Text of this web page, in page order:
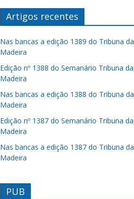
Artigos recentes
Nas bancas a edição 1389 do Tribuna da
Madeira
Edição nº 1388 do Semanário Tribuna da
Madeira
Nas bancas a edição 1388 do Tribuna da
Madeira
Edição nº 1387 do Semanário Tribuna da
Madeira
Nas bancas a edição 1387 do Tribuna da
Madeira
PUB